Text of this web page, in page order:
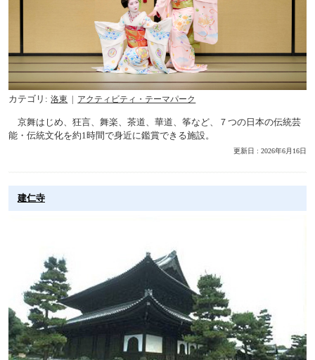
カテゴリ 洛東 アクティビティ・テーマパーク
京舞はじめ、狂言、舞楽、茶道、華道、筝など、７つの日本の伝統芸
能・伝統文化を約1時間で身近に鑑賞できる施設。
更新日 : 2026年6月16日
建仁寺